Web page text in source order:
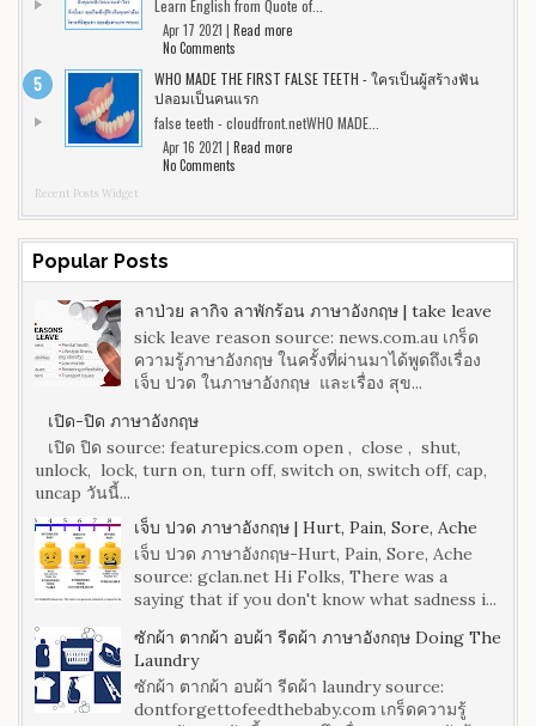
Learn English from Quote of...
Apr 17 2021 | Read more
No Comments
WHO MADE THE FIRST FALSE TEETH - ใครเป็นผู้สร้างฟัน
ปลอมเป็นคนแรก
false teeth - cloudfront.netWHO MADE...
Apr 16 2021 | Read more
No Comments
Recent Posts Widget
Popular Posts
ลาป่วย ลากิจ ลาพักร้อน ภาษาอังกฤษ | take leave
sick leave reason source: news.com.au เกร็ด
ความรู้ภาษาอังกฤษ ในครั้งที่ผ่านมาได้พูดถึงเรื่อง
เจ็บ ปวด ในภาษาอังกฤษ และเรื่อง สุข...
เปิด-ปิด ภาษาอังกฤษ
เปิด ปิด source: featurepics.com open , close , shut,
unlock, lock, turn on, turn off, switch on, switch off, cap,
uncap วันนี้...
เจ็บ ปวด ภาษาอังกฤษ | Hurt, Pain, Sore, Ache
เจ็บ ปวด ภาษาอังกฤษ-Hurt, Pain, Sore, Ache
source: gclan.net Hi Folks, There was a
saying that if you don't know what sadness i...
ซักผ้า ตากผ้า อบผ้า รีดผ้า ภาษาอังกฤษ Doing The
Laundry
ซักผ้า ตากผ้า อบผ้า รีดผ้า laundry source:
dontforgettofeedthebaby.com เกร็ดความรู้